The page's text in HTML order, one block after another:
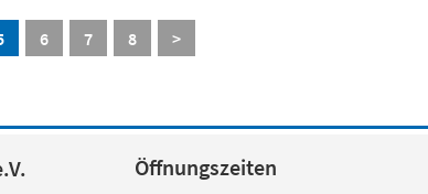
6 7 8 >
Öffnungszeiten